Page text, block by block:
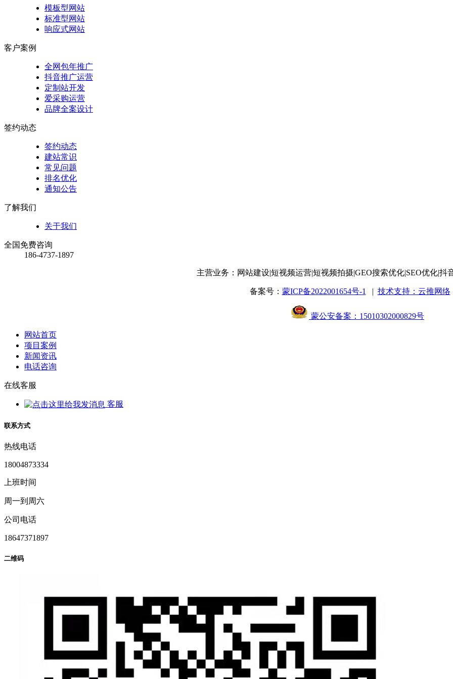
模板型网站
标准型网站
响应式网站
客户案例
全网包年推广
抖音推广运营
定制站开发
爱采购运营
品牌全案设计
签约动态
签约动态
建站常识
常见问题
排名优化
通知公告
了解我们
关于我们
全国免费咨询
186-4737-1897
主营业务：网站建设|短视频运营|短视频拍摄|GEO搜索优化|SEO优化|抖
备案号： 蒙ICP备2022001654号-1 | 技术支持：云推网络
蒙公安备案：15010302000829号
网站首页
项目案例
新闻资讯
电话咨询
在线客服
客服
联系方式
热线电话
18004873334
上班时间
周一到周六
公司电话
18647371897
二维码